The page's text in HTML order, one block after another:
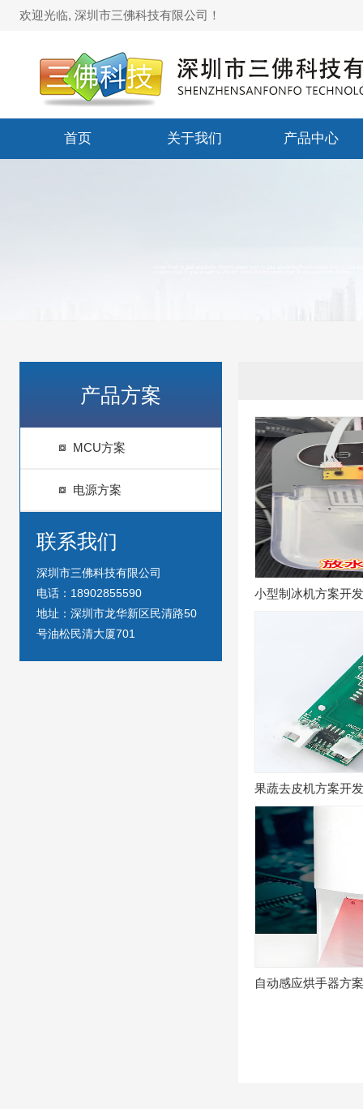
欢迎光临, 深圳市三佛科技有限公司！
首页 关于我们 产品中心
产品方案
MCU方案
电源方案
联系我们
深圳市三佛科技有限公司
电话：18902855590
地址：深圳市龙华新区民清路50
号油松民清大厦701
小型制冰机方案开
果蔬去皮机方案开
自动感应烘手器方